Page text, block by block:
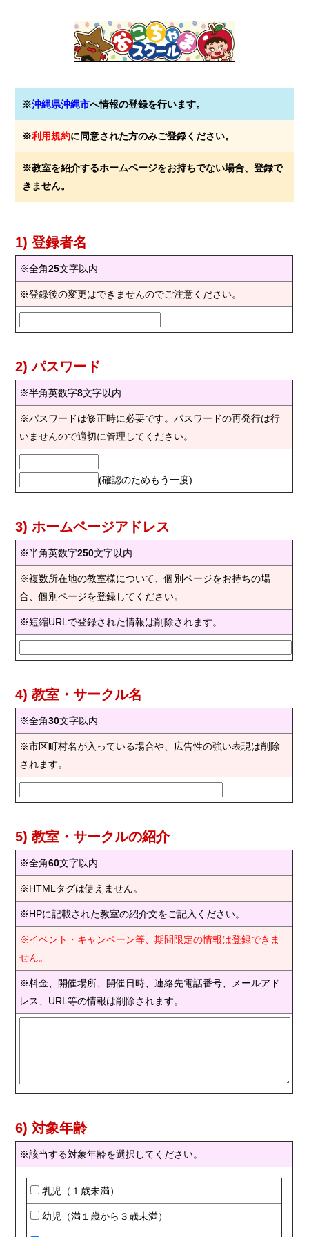
※沖縄県沖縄市へ情報の登録を行います。
※利用規約に同意された方のみご登録ください。
※教室を紹介するホームページをお持ちでない場合、登録で
きません。
1) 登録者名
※全角25文字以内
※登録後の変更はできませんのでご注意ください。
2) パスワード
※半角英数字8文字以内
※パスワードは修正時に必要です。パスワードの再発行は行
いませんので適切に管理してください。
(確認のためもう一度)
3) ホームページアドレス
※半角英数字250文字以内
※複数所在地の教室様について、個別ページをお持ちの場
合、個別ページを登録してください。
※短縮URLで登録された情報は削除されます。
4) 教室・サークル名
※全角30文字以内
※市区町村名が入っている場合や、広告性の強い表現は削除
されます。
5) 教室・サークルの紹介
※全角60文字以内
※HTMLタグは使えません。
※HPに記載された教室の紹介文をご記入ください。
※イベント・キャンペーン等、期間限定の情報は登録できま
せん。
※料金、開催場所、開催日時、連絡先電話番号、メールアド
レス、URL等の情報は削除されます。
6) 対象年齢
※該当する対象年齢を選択してください。
乳児（１歳未満）
幼児（満１歳から３歳未満）